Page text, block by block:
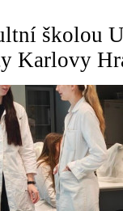
školou
Karlovy